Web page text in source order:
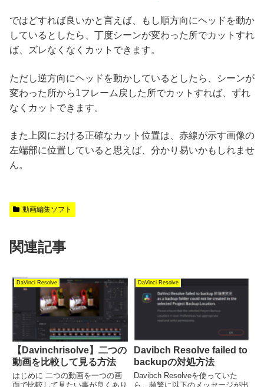
ではどすれば良いかと言えば、もし順方向にヘッドを動か
しているとしたら、丁度シーンが変わった所でカットすれ
ば、ズレなくなくカットできます。
ただし逆方向にヘッドを動かしているとしたら、シーンが
変わった所から1フレーム戻した所でカットすれば、ずれ
なくカットできます。
また上図における正確なカット位置は、赤線が示す画像の
左端部に位置していると思えば、分かり易いかもしれませ
ん。
動画編集ソフト
関連記事
DaVinci Resolve
【Davinchrisolve】二つの
動画を比較して見る方法
はじめに 二つの動画を一つの画
面で比較して見たい事が良くあり
DaVinci Resolve
Davibch Resolve failed to
backupの対処方法
Davibch Resolveを使っていた
ら、頻繁に以下のメッセージが出